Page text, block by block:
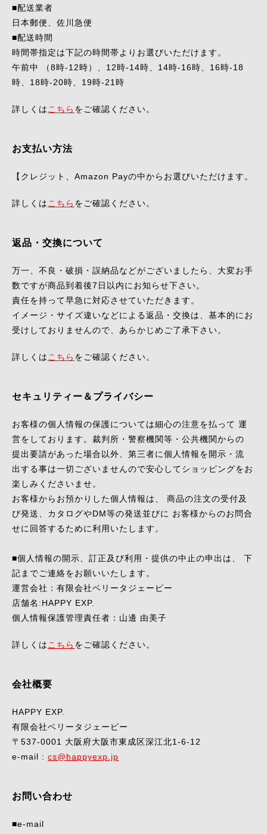
■配送業者
日本郵便、佐川急便
■配送時間
時間帯指定は下記の時間帯よりお選びいただけます。
午前中 （8時-12時）、12時-14時、14時-16時、16時-18
時、18時-20時、19時-21時
詳しくは こちら をご確認ください。
お支払い方法
【クレジット、Amazon Payの中からお選びいただけます。
詳しくは こちら をご確認ください。
返品・交換について
万一、不良・破損・誤納品などがございましたら、大変お手
数ですが商品到着後7日以内にお知らせ下さい。
責任を持って早急に対応させていただきます。
イメージ・サイズ違いなどによる返品・交換は、基本的にお
受けしておりませんので、あらかじめご了承下さい。
詳しくは こちら をご確認ください。
セキュリティー＆プライバシー
お客様の個人情報の保護については細心の注意を払って 運
営をしております。裁判所・警察機関等・公共機関からの
提出要請があった場合以外、第三者に個人情報を開示・流
出する事は一切ございませんので安心してショッピングをお
楽しみくださいませ。
お客様からお預かりした個人情報は、 商品の注文の受付及
び発送、カタログやDM等の発送並びに お客様からのお問合
せに回答するために利用いたします。
■個人情報の開示、訂正及び利用・提供の中止の申出は、 下
記までご連絡をお願いいたします。
運営会社：有限会社ベリータジェーピー
店舗名:HAPPY EXP.
個人情報保護管理責任者：山邊 由美子
詳しくは こちら をご確認ください。
会社概要
HAPPY EXP.
有限会社ベリータジェーピー
〒537-0001 大阪府大阪市東成区深江北1-6-12
e-mail : cs@happyexp.jp
お問い合わせ
■e-mail